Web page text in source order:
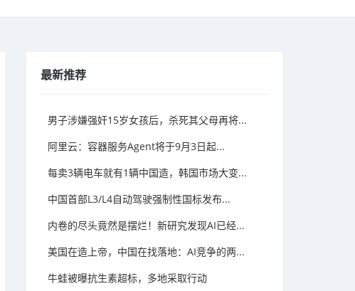
最新推荐
男子涉嫌强奸15岁女孩后，杀死其父母再将...
阿里云：容器服务Agent将于9月3日起...
每卖3辆电车就有1辆中国造，韩国市场大变...
中国首部L3/L4自动驾驶强制性国标发布...
内卷的尽头竟然是摆烂！新研究发现AI已经...
美国在造上帝，中国在找落地：AI竞争的两...
牛蛙被曝抗生素超标，多地采取行动